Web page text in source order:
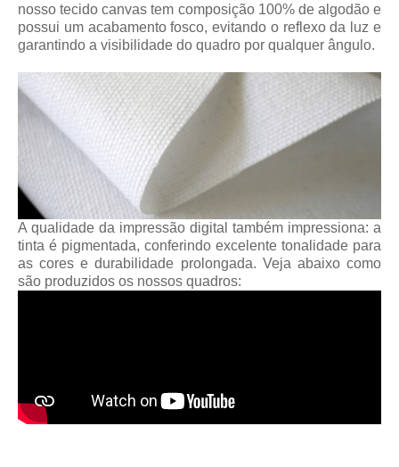
nosso tecido canvas tem composição 100% de algodão e
possui um acabamento fosco, evitando o reflexo da luz e
garantindo a visibilidade do quadro por qualquer ângulo.
A qualidade da impressão digital também impressiona: a
tinta é pigmentada, conferindo excelente tonalidade para
as cores e durabilidade prolongada. Veja abaixo como
são produzidos os nossos quadros: